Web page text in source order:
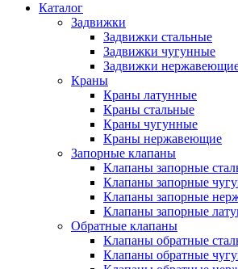
Каталог
Задвижки
Задвижки стальные
Задвижки чугунные
Задвижки
Краны
Краны латунные
Краны стальные
Краны чугунные
Краны нержавеющие
Запорные клапаны
Клапаны запорные
Клапаны запорные
Клапаны запорные
Клапаны запорные
Обратные клапаны
Клапаны обратные
Клапаны обратные